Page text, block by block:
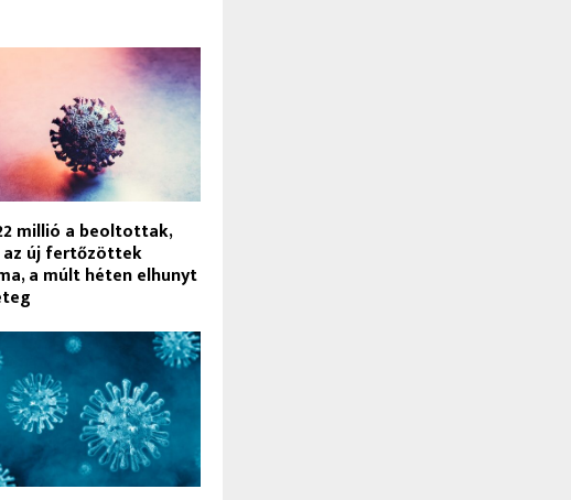
millió a beoltottak,
az új fertőzöttek
a múlt héten elhunyt